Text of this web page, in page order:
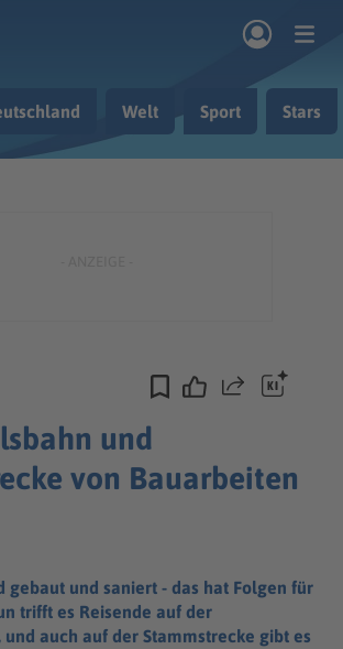
Welt Sport Stars
Teilen
und
von Bauarbeiten
gebaut und saniert - das hat Folgen für
trifft es Reisende auf der
auch auf der Stammstrecke gibt es